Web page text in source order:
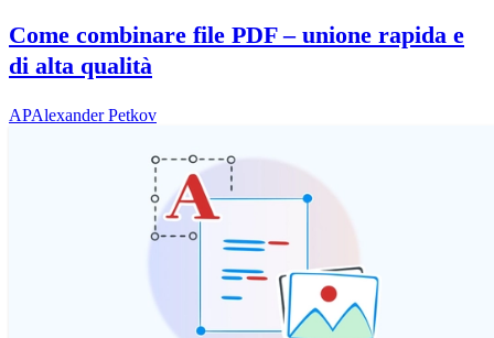
Come combinare file PDF – unione rapida e
di alta qualità
APAlexander Petkov